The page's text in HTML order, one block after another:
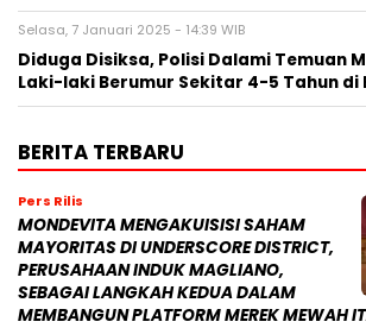
Selasa, 7 Januari 2025 - 14:39 WIB
Diduga Disiksa, Polisi Dalami Temuan
Laki-laki Berumur Sekitar 4-5 Tahun di
BERITA TERBARU
Pers Rilis
MONDEVITA MENGAKUISISI SAHAM
MAYORITAS DI UNDERSCORE DISTRICT,
PERUSAHAAN INDUK MAGLIANO,
SEBAGAI LANGKAH KEDUA DALAM
MEMBANGUN PLATFORM MEREK MEWAH